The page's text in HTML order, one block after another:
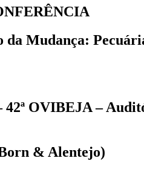
da Mudança:
42ª OVIBEJA –
& Alentejo)